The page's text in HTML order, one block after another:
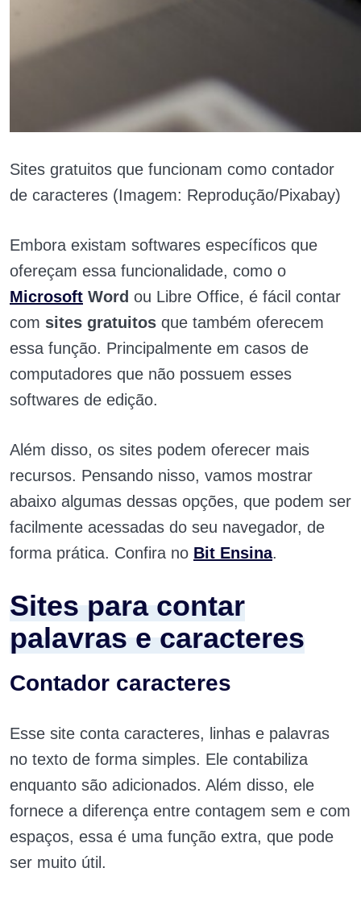
Sites gratuitos que funcionam como contador
de caracteres (Imagem: Reprodução/Pixabay)
Embora existam softwares específicos que
ofereçam essa funcionalidade, como o
Microsoft Word ou Libre Office, é fácil contar
com sites gratuitos que também oferecem
essa função. Principalmente em casos de
computadores que não possuem esses
softwares de edição.
Além disso, os sites podem oferecer mais
recursos. Pensando nisso, vamos mostrar
abaixo algumas dessas opções, que podem ser
facilmente acessadas do seu navegador, de
forma prática. Confira no Bit Ensina.
Sites para contar
palavras e caracteres
Contador caracteres
Esse site conta caracteres, linhas e palavras
no texto de forma simples. Ele contabiliza
enquanto são adicionados. Além disso, ele
fornece a diferença entre contagem sem e com
espaços, essa é uma função extra, que pode
ser muito útil.